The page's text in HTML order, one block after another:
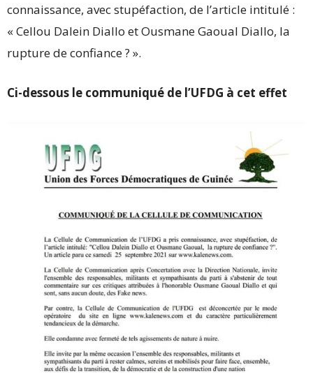
connaissance, avec stupéfaction, de l’article intitulé :
« Cellou Dalein Diallo et Ousmane Gaoual Diallo, la
rupture de confiance ? ».
Ci-dessous le communiqué de l’UFDG à cet effet